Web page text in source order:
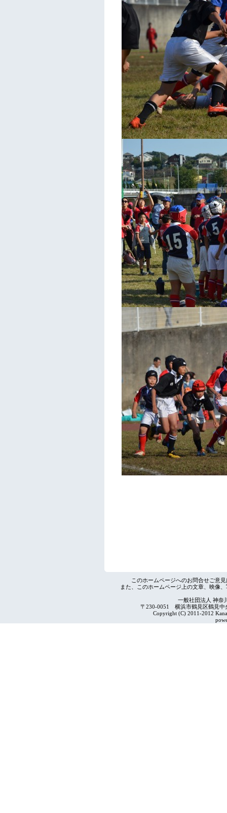
このホームページへのお問合せご意
また、このホームページ上の文章、映像
一般社団法人 神奈
〒230-0051 横浜市鶴見区鶴見
Copyright (C) 2011-2012